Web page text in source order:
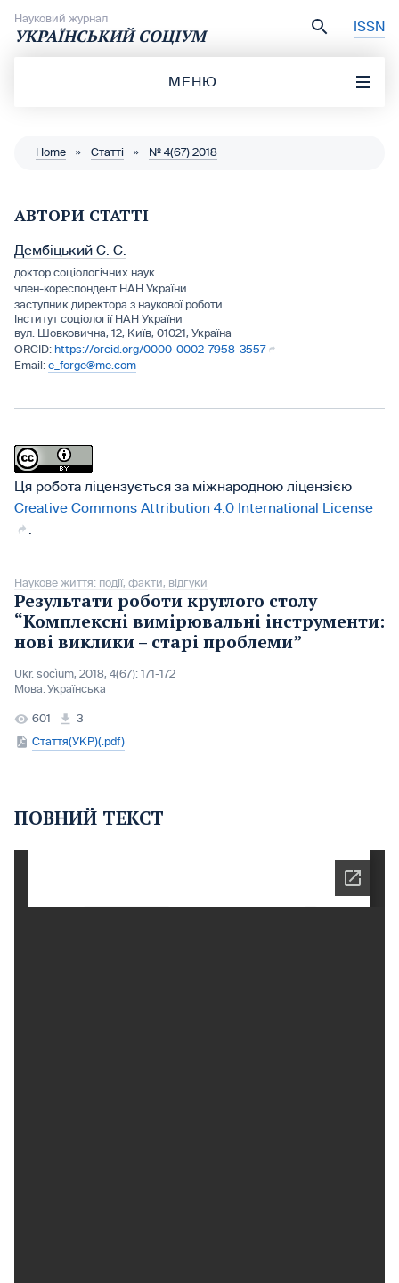
Науковий журнал
УКРАЇНСЬКИЙ СОЦІУМ ISSN
МЕНЮ
Home » Статті » № 4(67) 2018
АВТОРИ СТАТТІ
Дембіцький С. С.
доктор соціологічних наук
член-кореспондент НАН України
заступник директора з наукової роботи
Інститут соціології НАН України
вул. Шовковична, 12, Київ, 01021, Україна
https://orcid.org/0000-0002-7958-3557
e_forge@me.com
Ця робота ліцензується за міжнародною ліцензією
Creative Commons Attribution 4.0 International License
Наукове життя: події, факти, відгуки
Результати роботи круглого столу
“Комплекснi вимiрювальнi iнструменти:
новi виклики – старi проблеми”
Ukr. socìum, 2018, 4(67): 171-172
Мова:Українська
601
3
Стаття(УКР)(.pdf)
ПОВНИЙ ТЕКСТ